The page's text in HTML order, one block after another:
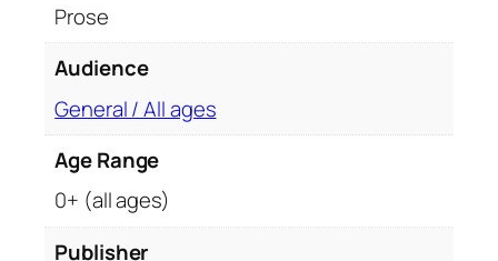
a
0
Prose
Audience
General / All ages
Age Range
0+ (all ages)
Publisher